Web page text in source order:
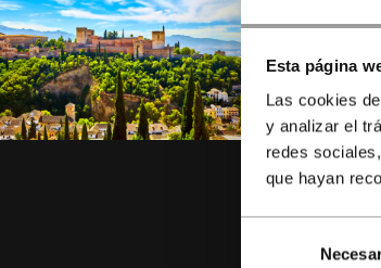
Esta página
Las cookies
y analizar el
redes
que hayan